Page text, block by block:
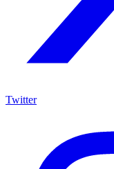
Twitter